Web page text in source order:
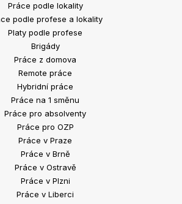
Práce podle lokality
podle profese a lokality
Platy podle profese
Brigády
Práce z domova
Remote práce
Hybridní práce
Práce na 1 směnu
Práce pro absolventy
Práce pro OZP
Práce v Praze
Práce v Brně
Práce v Ostravě
Práce v Plzni
Práce v Liberci